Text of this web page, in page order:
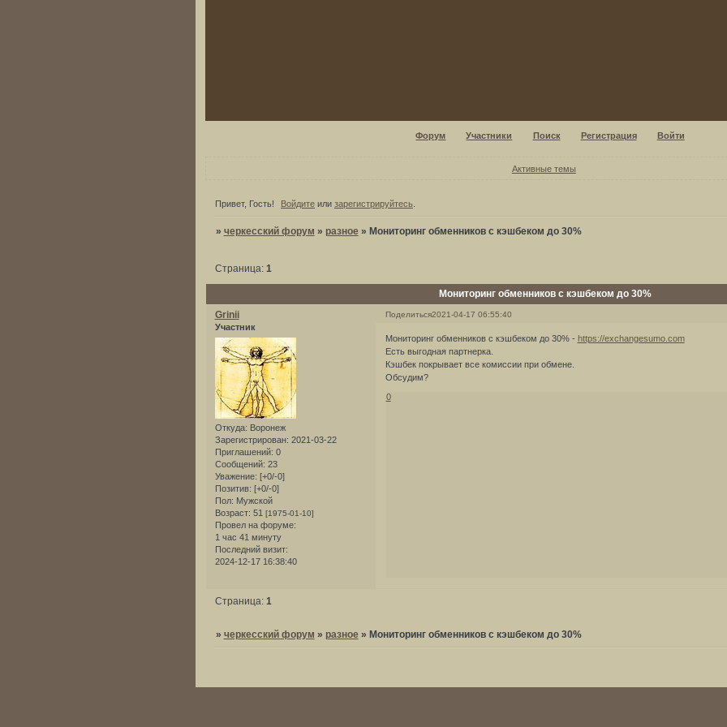
Форум Участники Поиск Регистрация Войти
Активные темы
Привет, Гость! Войдите или зарегистрируйтесь
» черкесский форум » разное » Мониторинг обменников с кэшбеком до 30%
Мониторинг обменников с кэшбеком до 30%
Страница: 1
Поделиться2021-04-17 06:55:40
Grinii
Участник
Откуда: Воронеж
Зарегистрирован: 2021-03-22
Приглашений: 0
Сообщений: 23
Уважение: [+0/-0]
Позитив: [+0/-0]
Пол: Мужской
Возраст: 51 [1975-01-10]
Провел на форуме:
1 час 41 минуту
Последний визит:
2024-12-17 16:38:40
Мониторинг обменников с кэшбеком до 30% - https://exchangesumo.com
Есть выгодная партнерка.
Кэшбек покрывает все комиссии при обмене.
Обсудим?
0
Страница: 1
» черкесский форум » разное » Мониторинг обменников с кэшбеком до 30%